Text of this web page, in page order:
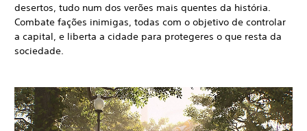
desertos, tudo num dos verões mais quentes da história.
Combate fações inimigas, todas com o objetivo de controlar
a capital, e liberta a cidade para protegeres o que resta da
sociedade.